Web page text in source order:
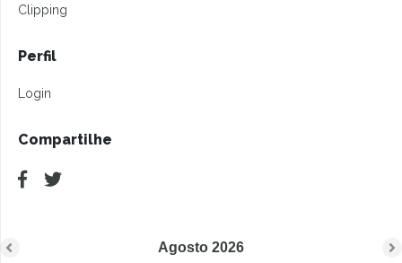
Clipping
Perfil
Login
Compartilhe
Agosto 2026